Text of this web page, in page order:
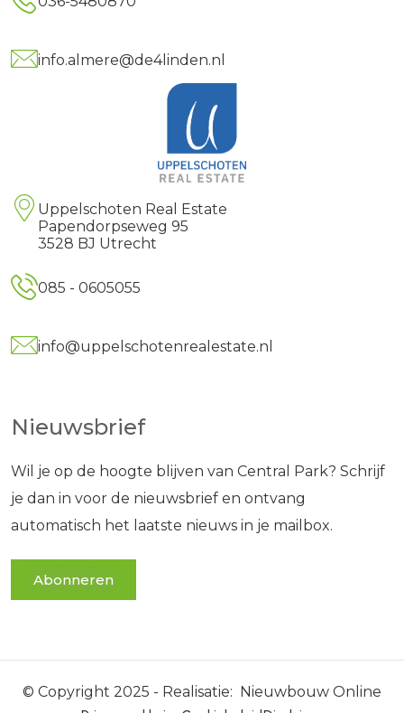
info.almere@de4linden.nl
Uppelschoten Real Estate
Papendorpseweg 95
3528 BJ Utrecht
085 - 0605055
info@uppelschotenrealestate.nl
Nieuwsbrief
Wil je op de hoogte blijven van Central Park? Schrijf
je dan in voor de nieuwsbrief en ontvang
automatisch het laatste nieuws in je mailbox.
Abonneren
© Copyright 2025 - Realisatie: Nieuwbouw Online